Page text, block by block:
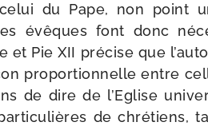
du Pape, non point
évêques font donc
et Pie XII pré­cise que
pro­por­tion­nelle entre
de dire de l’Eglise
de chré­tiens,